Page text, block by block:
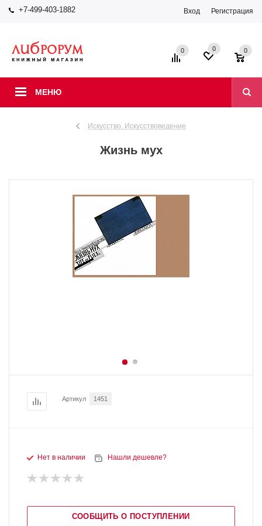
+7-499-403-1882 Вход Регистрация
МЕНЮ
0 0 0
Искусство. Искусствоведение
Жизнь мух
Артикул 1451
Нет в наличии Нашли дешевле?
СООБЩИТЬ О ПОСТУПЛЕНИИ